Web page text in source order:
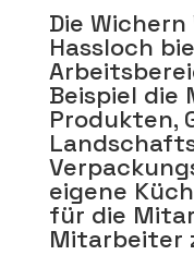
Die
Hassloch
Beispiel die
Produkten,
eigene
für die
Mitarbeiter